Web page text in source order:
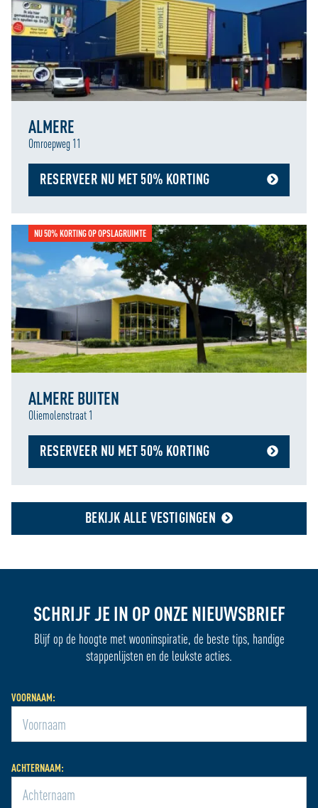
ALMERE
Omroepweg 11
RESERVEER NU MET 50% KORTING
NU 50% KORTING OP OPSLAGRUIMTE
ALMERE BUITEN
Oliemolenstraat 1
RESERVEER NU MET 50% KORTING
BEKIJK ALLE VESTIGINGEN
SCHRIJF JE IN OP ONZE NIEUWSBRIEF
Blijf op de hoogte met wooninspiratie, de beste tips, handige
stappenlijsten en de leukste acties.
VOORNAAM:
ACHTERNAAM: